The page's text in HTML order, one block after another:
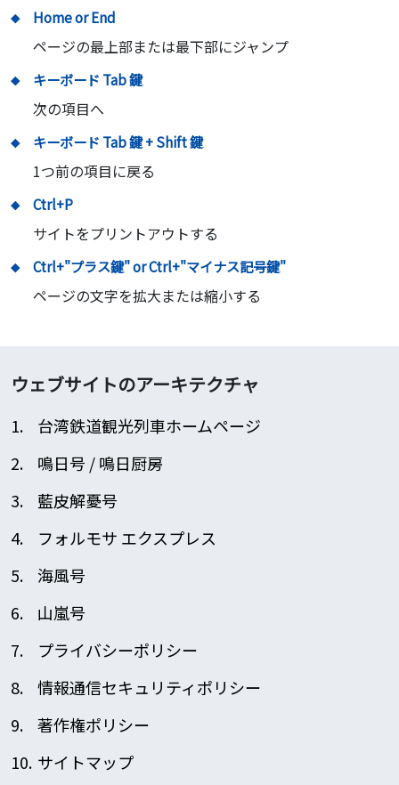
Home or End
ページの最上部または最下部にジャンプ
キーボード Tab 鍵
次の項目へ
キーボード Tab 鍵 + Shift 鍵
1つ前の項目に戻る
Ctrl+P
サイトをプリントアウトする
Ctrl+"プラス鍵" or Ctrl+"マイナス記号鍵"
ページの文字を拡大または縮小する
ウェブサイトのアーキテクチャ
台湾鉄道観光列車ホームページ
鳴日号 / 鳴日厨房
藍皮解憂号
フォルモサ エクスプレス
海風号
山嵐号
プライバシーポリシー
情報通信セキュリティポリシー
著作権ポリシー
サイトマップ